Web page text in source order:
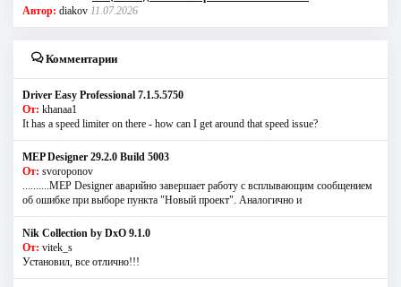
Автор: diakov 11.07.2026
Комментарии
Driver Easy Professional 7.1.5.5750
От: khanaa1
It has a speed limiter on there - how can I get around that speed issue?
MEP Designer 29.2.0 Build 5003
От: svoroponov
..........MEP Designer аварийно завершает работу с всплывающим сообщением
об ошибке при выборе пункта "Новый проект". Аналогично и
Nik Collection by DxO 9.1.0
От: vitek_s
Установил, все отлично!!!